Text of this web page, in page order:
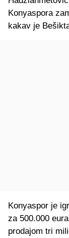
Konyaspora
kakav je
Konyaspor je
za 500.000
prodajom tri